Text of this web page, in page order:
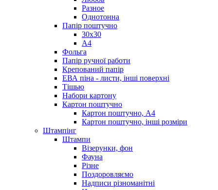
Разное
Однотонна
Папір поштучно
30х30
А4
Фольга
Папір ручної работи
Крепований папір
ЕВА піна - листи, інші поверхні
Тішью
Набори картону
Картон поштучно
Картон поштучно, А4
Картон поштучно, інші розміри
Штампінг
Штампи
Візерунки, фон
Фауна
Різне
Поздоровляємо
Надписи різноманітні